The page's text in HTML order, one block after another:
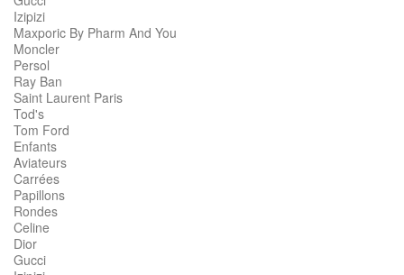
Izipizi
Maxporic By Pharm And You
Moncler
Persol
Ray Ban
Saint Laurent Paris
Tod's
Tom Ford
Enfants
Aviateurs
Carrées
Papillons
Rondes
Celine
Dior
Gucci